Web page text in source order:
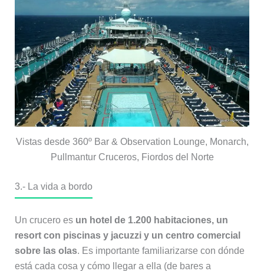
Vistas desde 360º Bar & Observation Lounge, Monarch,
Pullmantur Cruceros, Fiordos del Norte
3.- La vida a bordo
Un crucero es un hotel de 1.200 habitaciones, un
resort con piscinas y jacuzzi y un centro comercial
sobre las olas. Es importante familiarizarse con dónde
está cada cosa y cómo llegar a ella (de bares a